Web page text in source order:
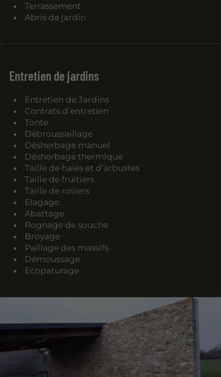
Terrassement
Abris de jardin
Entretien de jardins
Entretien de Jardins
Contrats d’entretien
Tonte
Débroussaillage
Désherbage manuel
Désherbage thermique
Taille de haies et d’arbustes
Taille de fruitiers
Taille de rosiers
Elagage
Abattage
Rognage de souche
Broyage
Paillage des massifs
Démoussage
Ecopaturage